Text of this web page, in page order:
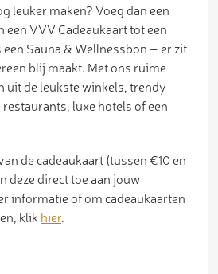
leuker maken? Voeg dan een
een VVV Cadeaukaart tot een
Sauna & Wellnessbon – er zit
blij maakt. Met ons ruime
uit de leukste winkels, trendy
luxe hotels of een
de cadeaukaart (tussen €10 en
deze direct toe aan jouw
informatie of om cadeaukaarten
klik hier.